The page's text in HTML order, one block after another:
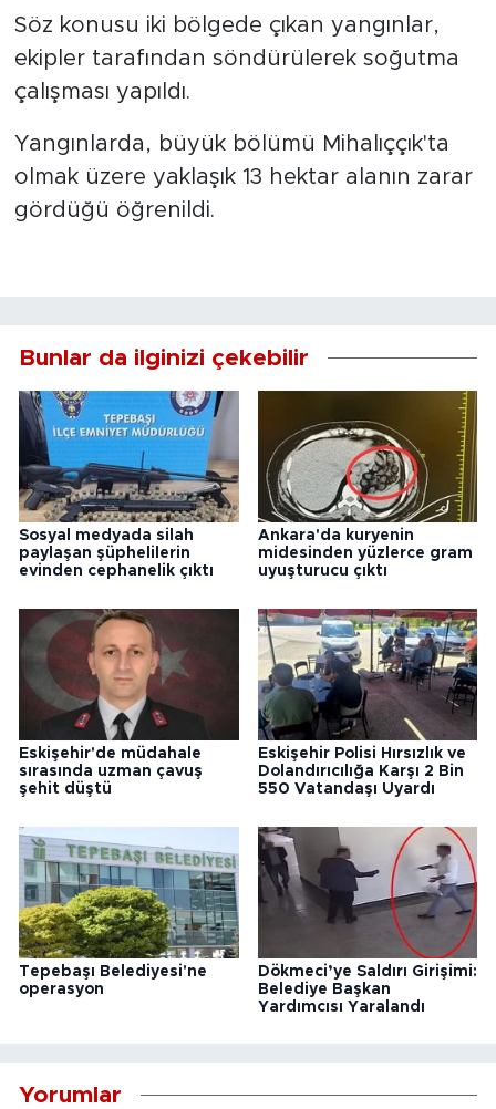
Söz konusu iki bölgede çıkan yangınlar,
ekipler tarafından söndürülerek soğutma
çalışması yapıldı.
Yangınlarda, büyük bölümü Mihalıççık'ta
olmak üzere yaklaşık 13 hektar alanın zarar
gördüğü öğrenildi.
Bunlar da ilginizi çekebilir
Sosyal medyada silah
paylaşan şüphelilerin
evinden cephanelik çıktı
Ankara'da kuryenin
midesinden yüzlerce gram
uyuşturucu çıktı
Eskişehir'de müdahale
sırasında uzman çavuş
şehit düştü
Eskişehir Polisi Hırsızlık ve
Dolandırıcılığa Karşı 2 Bin
550 Vatandaşı Uyardı
Tepebaşı Belediyesi'ne
operasyon
Dökmeci’ye Saldırı Girişimi:
Belediye Başkan
Yardımcısı Yaralandı
Yorumlar